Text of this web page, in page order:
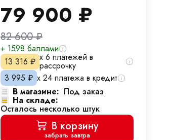
79 900 ₽
82 600₽
+ 1598 баллами
13 316 ₽ х 6 платежей в
рассрочку
3 995 ₽ х 24 платежа в кредит
В магазине: Под заказ
На складе:
Осталось несколько штук
В корзину
забрать завтра